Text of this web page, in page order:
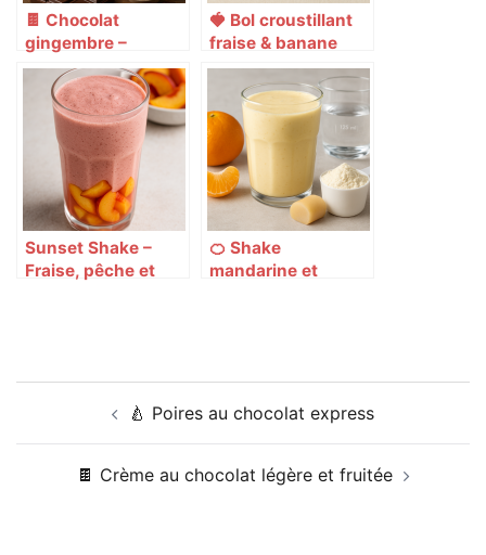
🍫 Chocolat
gingembre –
Douceur piquante
en 192 calories
🍓 Bol croustillant
fraise & banane
express
Sunset Shake –
Fraise, pêche et
🍊 Shake
mandarine et
d’article
🍐 Poires au chocolat express
🍫 Crème au chocolat légère et fruitée